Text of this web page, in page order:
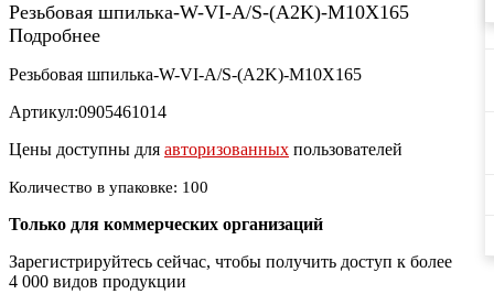
Резьбовая шпилька-W-VI-A/S-(A2K)-M10X165
Подробнее
Резьбовая шпилька-W-VI-A/S-(A2K)-M10X165
Артикул:0905461014
Цены доступны для авторизованных пользователей
Количество в упаковке: 100
Только для коммерческих организаций
Зарегистрируйтесь сейчас, чтобы получить доступ к более
4 000 видов продукции